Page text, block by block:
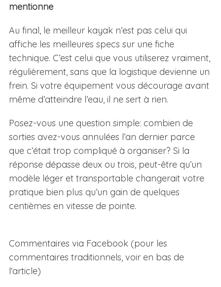
mentionne
Au final, le meilleur kayak n’est pas celui qui
affiche les meilleures specs sur une fiche
technique. C’est celui que vous utiliserez vraiment,
régulièrement, sans que la logistique devienne un
frein. Si votre équipement vous décourage avant
même d’atteindre l’eau, il ne sert à rien.
Posez-vous une question simple: combien de
sorties avez-vous annulées l’an dernier parce
que c’était trop compliqué à organiser? Si la
réponse dépasse deux ou trois, peut-être qu’un
modèle léger et transportable changerait votre
pratique bien plus qu’un gain de quelques
centièmes en vitesse de pointe.
Commentaires via Facebook (pour les
commentaires traditionnels, voir en bas de
l'article)